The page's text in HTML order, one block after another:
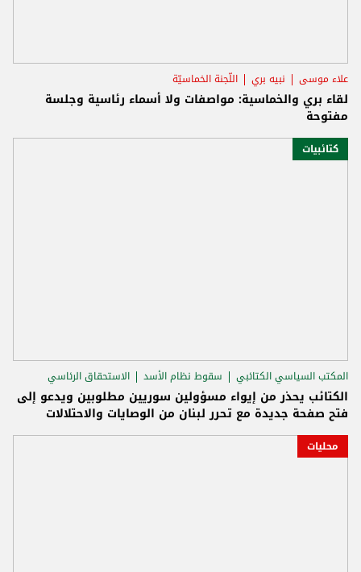
علاء موسى نبيه بري اللّجنة الخماسيّة
لقاء بري والخماسية: مواصفات ولا أسماء رئاسية وجلسة
مفتوحة
كتائبيات
المكتب السياسي الكتائبي سقوط نظام الأسد الاستحقاق الرئاسي
الكتائب يحذر من إيواء مسؤولين سوريين مطلوبين ويدعو إلى
فتح صفحة جديدة مع تحرر لبنان من الوصايات والاحتلالات
محليات